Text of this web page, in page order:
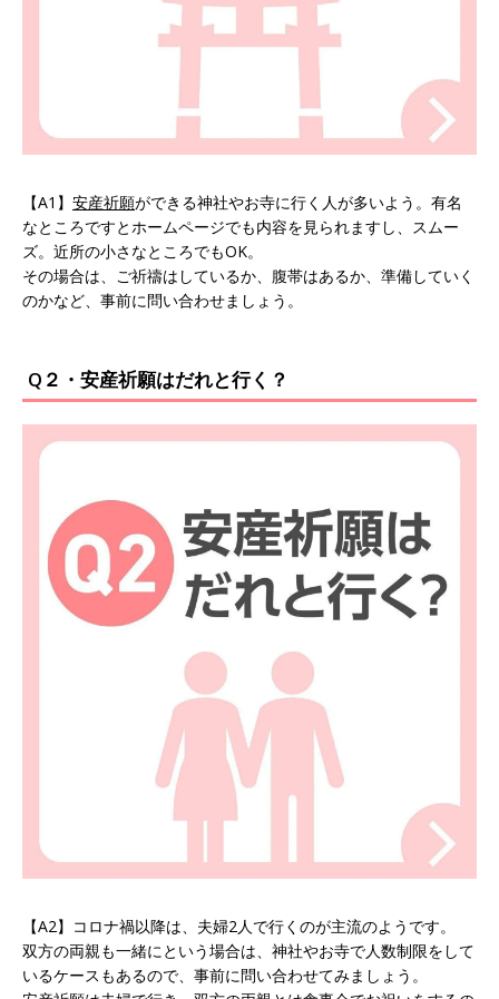
【A1】 安産祈願ができる神社やお寺に行く人が多いよう。有名
なところですとホームページでも内容を見られますし、スムー
ズ。近所の小さなところでもOK。
その場合は、ご祈禱はしているか、腹帯はあるか、準備していく
のかなど、事前に問い合わせましょう。
Q２・安産祈願はだれと行く？
【A2】コロナ禍以降は、夫婦2人で行くのが主流のようです。
双方の両親も一緒にという場合は、神社やお寺で人数制限をして
いるケースもあるので、事前に問い合わせてみましょう。